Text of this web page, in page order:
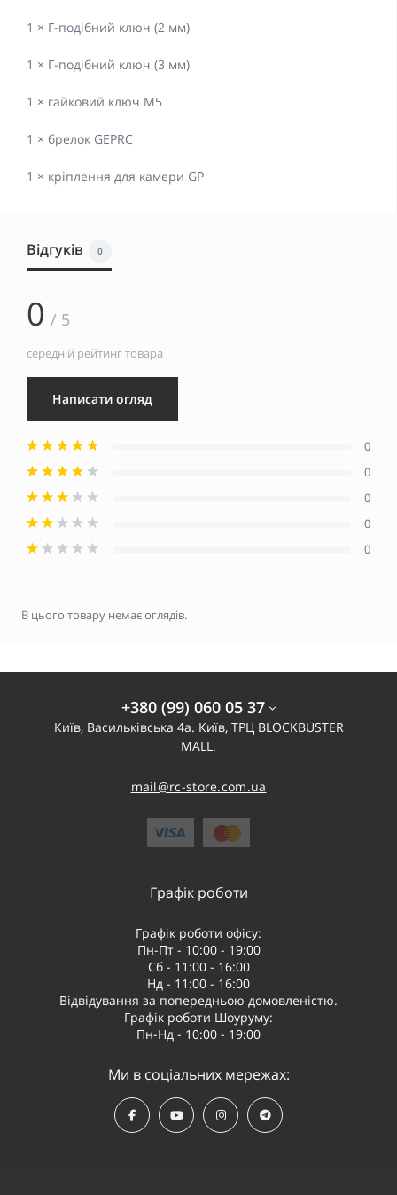
1 × Г-подібний ключ (2 мм)
1 × Г-подібний ключ (3 мм)
1 × гайковий ключ M5
1 × брелок GEPRC
1 × кріплення для камери GP
Відгуків 0
0 / 5
середній рейтинг товара
Написати огляд
0
0
0
0
0
В цього товару немає оглядів.
+380 (99) 060 05 37
Київ, Васильківська 4а. Київ, ТРЦ BLOCKBUSTER
MALL.
mail@rc-store.com.ua
Графік роботи
Графік роботи офісу:
Пн-Пт - 10:00 - 19:00
Сб - 11:00 - 16:00
Нд - 11:00 - 16:00
Відвідування за попередньою домовленістю.
Графік роботи Шоуруму:
Пн-Нд - 10:00 - 19:00
Ми в соціальних мережах: